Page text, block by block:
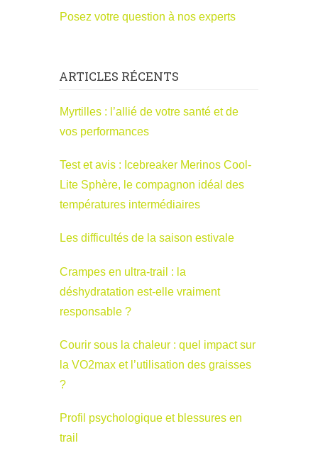
Posez votre question à nos experts
ARTICLES RÉCENTS
Myrtilles : l’allié de votre santé et de
vos performances
Test et avis : Icebreaker Merinos Cool-
Lite Sphère, le compagnon idéal des
températures intermédiaires
Les difficultés de la saison estivale
Crampes en ultra-trail : la
déshydratation est-elle vraiment
responsable ?
Courir sous la chaleur : quel impact sur
la VO2max et l’utilisation des graisses
?
Profil psychologique et blessures en
trail